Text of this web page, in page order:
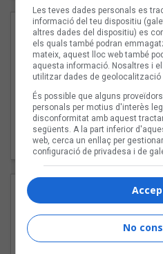
"Les
94 Rules
Les teves dades personals es
informació del teu dispositiu
altres dades del dispositiu) es
els quals també podran
mateix, aquest lloc web també
aquesta informació. Nosaltres i
utilitzar dades de
És possible que alguns
personals per motius d'interès
disconformitat amb aquest
següents. A la part inferior
web, cerca un enllaç per
configuració de privadesa i de
No